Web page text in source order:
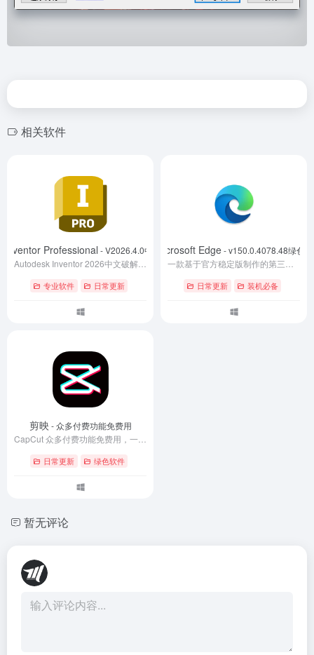
相关软件
Inventor Professional - V2026.4.0中文版
专业软件 日常更新
Microsoft Edge- v150.0.4078.48绿色版
日常更新 装机必备
剪映- 众多付费功能免费用
日常更新 绿色软件
暂无评论